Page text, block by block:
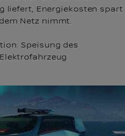
liefert, Energiekosten spart
Netz nimmt.
Speisung des